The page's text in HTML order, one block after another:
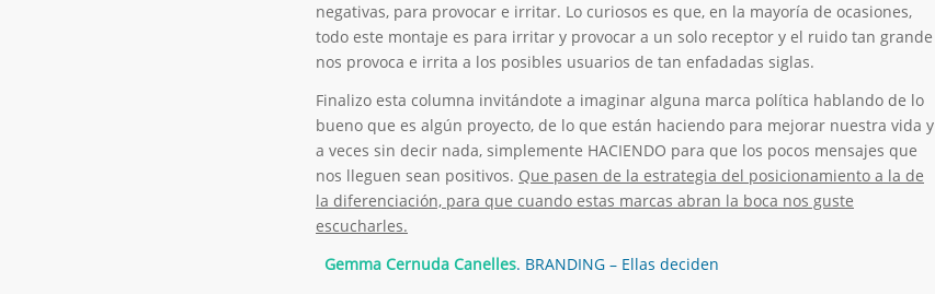
negativas, para provocar e irritar. Lo curiosos es que, en la mayoría de ocasiones,
todo este montaje es para irritar y provocar a un solo receptor y el ruido tan grande
nos provoca e irrita a los posibles usuarios de tan enfadadas siglas.
Finalizo esta columna invitándote a imaginar alguna marca política hablando de lo
bueno que es algún proyecto, de lo que están haciendo para mejorar nuestra vida y
a veces sin decir nada, simplemente HACIENDO para que los pocos mensajes que
nos lleguen sean positivos. Que pasen de la estrategia del posicionamiento a la de
la diferenciación, para que cuando estas marcas abran la boca nos guste
escucharles.
Gemma Cernuda Canelles. BRANDING – Ellas deciden